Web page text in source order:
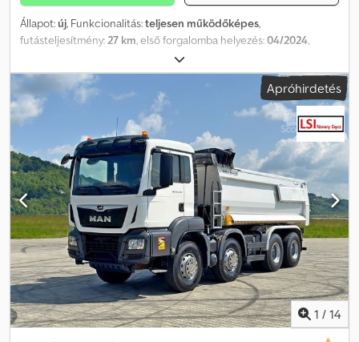
Állapot:új, Funkcionalitás:teljesen működőképes,
futásteljesítmény:27 km, első forgalomba helyezés:04/2024,
, üzemanyag:
automata, ülések száma:2, teljes hossz:5 986 mm, teljes
szélesség:2 040 mm , teljes magasság:
, Gyártási év:
2024
ABS, differenciálzár, elektromos
ablakemelő, elektronikus stabilitásprogram (ESP), központi zár,
légkondicionálás, tempomat, tolóajtó, A járműnek kétoldali,
dupla ajtói vannak. A jármű folyamatosan a garázsban van tárolva.
Dcedpfx Aozti Nfedkjk Három ilyen jármű van raktáron.
Apróhirdetés
1 / 14